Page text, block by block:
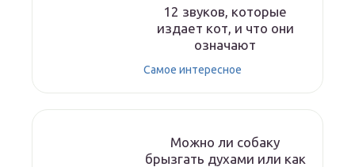
12 звуков, которые
издает кот, и что они
означают
Самое интересное
Можно ли собаку
брызгать духами или как